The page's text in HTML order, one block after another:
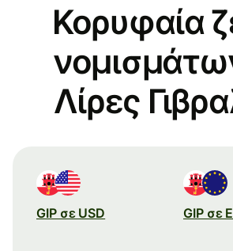
Κορυφαία
Λίρες
GIP σε USD GIP σε